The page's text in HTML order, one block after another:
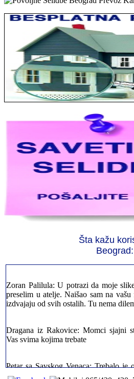
Šta kažu
Beograd:
Jelena sa Čukarice: Mogu da
Milica iz Novog Beograda:
sam preselila sve stvari u moj novi
preselim u atelje. Naišao sam na vašu
izdvajaju od svih ostalih. Tu nema
Vas svima kojima trebate
prebacim stvari u drugi. Pozvao sam